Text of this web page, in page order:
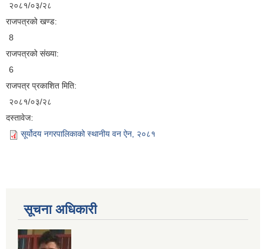
२०८१/०३/२८
राजपत्रको खण्ड:
8
राजपत्रको संख्या:
6
राजपत्र प्रकाशित मिति:
२०८१/०३/२८
दस्तावेज:
सूर्योदय नगरपालिकाको स्थानीय वन ऐन, २०८१
सूचना अधिकारी